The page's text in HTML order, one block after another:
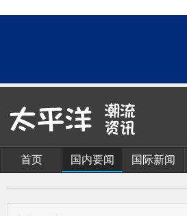
首页 国内要闻 国际新闻